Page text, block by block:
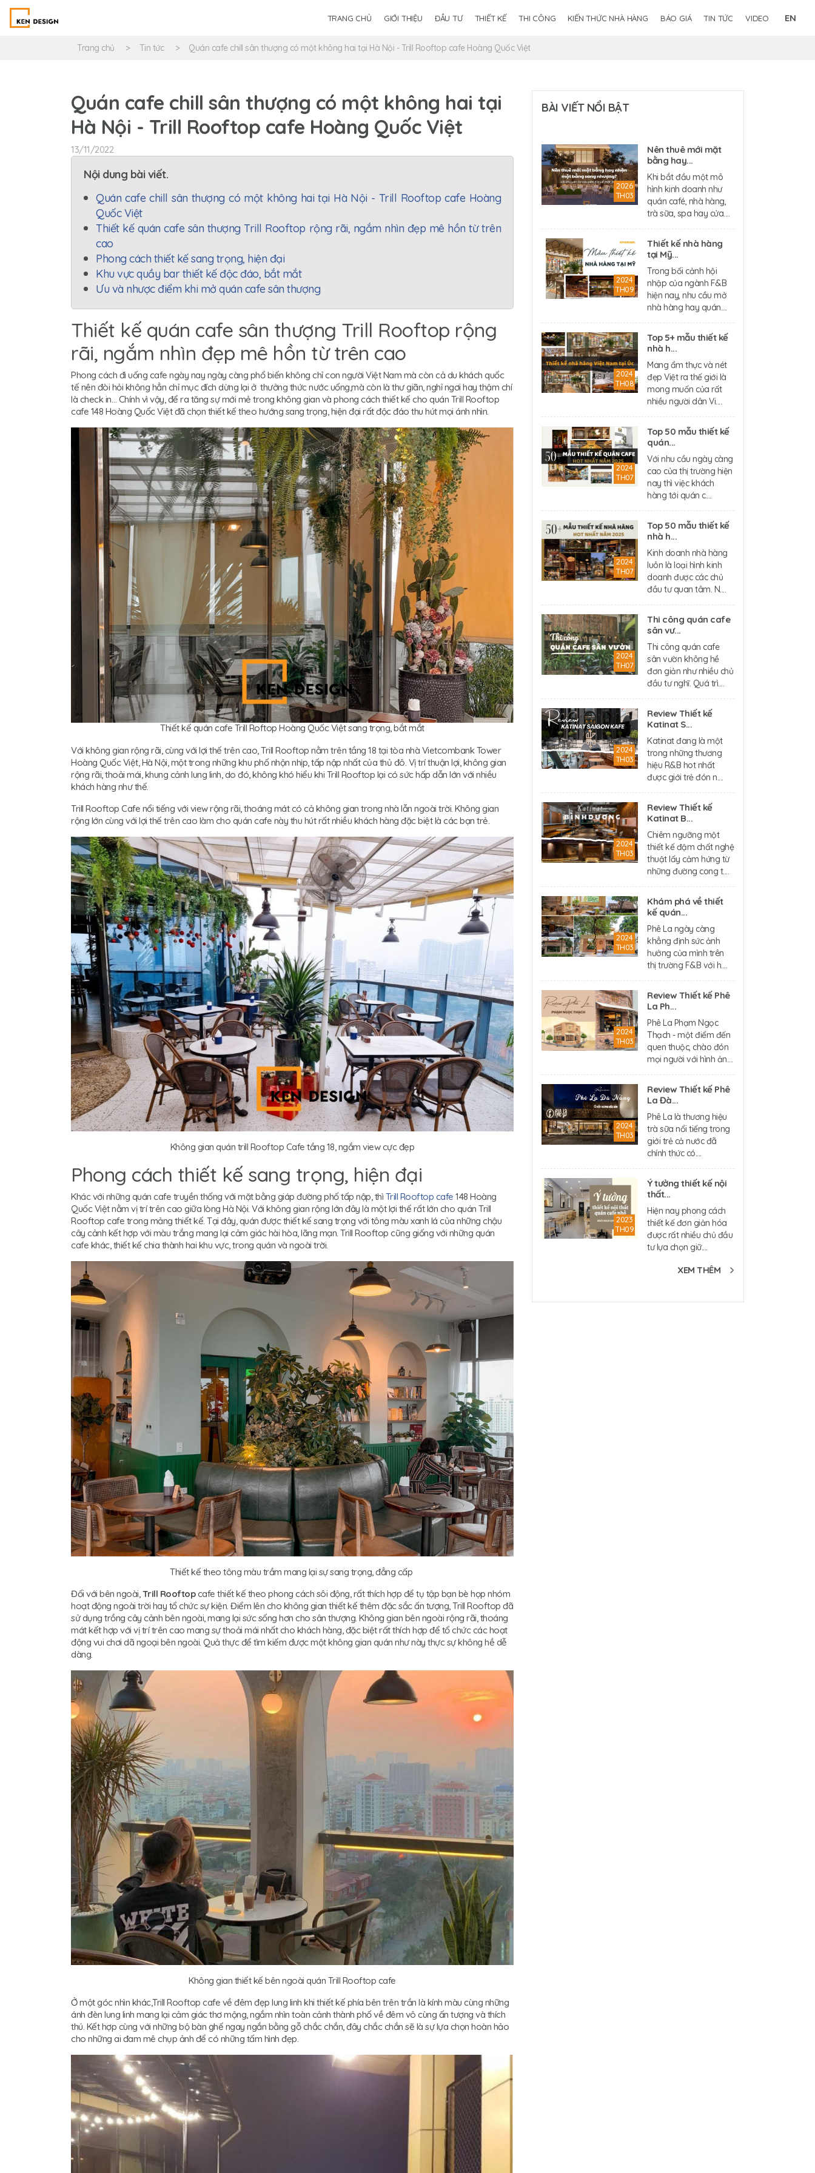
TRANG CHỦ GIỚI THIỆU ĐẦU TƯ THIẾT KẾ THI CÔNG KIẾN THỨC NHÀ HÀNG BÁO GIÁ TIN TỨC VIDEO EN
Trang chủ Tin tức Quán cafe chill sân thượng có một không hai tại Hà Nội - Trill Rooftop cafe Hoàng Quốc Việt
Quán cafe chill sân thượng có một không hai tại
Hà Nội - Trill Rooftop cafe Hoàng Quốc Việt
13/11/2022
Nội dung bài viết.
Quán cafe chill sân thượng có một không hai tại Hà Nội - Trill Rooftop cafe Hoàng
Quốc Việt
Thiết kế quán cafe sân thượng Trill Rooftop rộng rãi, ngắm nhìn đẹp mê hồn từ trên
cao
Phong cách thiết kế sang trọng, hiện đại
Khu vực quầy bar thiết kế độc đáo, bắt mắt
Ưu và nhược điểm khi mở quán cafe sân thượng
Thiết kế quán cafe sân thượng Trill Rooftop rộng
rãi, ngắm nhìn đẹp mê hồn từ trên cao
Phong cách đi uống cafe ngày nay ngày càng phổ biến không chỉ con người Việt Nam mà còn cả du khách quốc
tế nên đòi hỏi không hẳn chỉ mục đích dừng lại ở thưởng thức nước uống,mà còn là thư giãn, nghỉ ngơi hay thậm chí
là check in… Chính vì vậy, để ra tăng sự mới mẻ trong không gian và phong cách thiết kế cho quán Trill Rooftop
cafe 148 Hoàng Quốc Việt đã chọn thiết kế theo hướng sang trọng, hiện đại rất độc đáo thu hút mọi ánh nhìn.
Thiết kế quán cafe Trill Roftop Hoàng Quốc Việtsang trọng, bắt mắt
Với không gian rộng rãi, cùng với lợi thế trên cao, Trill Rooftop nằm trên tầng 18 tại tòa nhà Vietcombank Tower
Hoàng Quốc Việt, Hà Nội, một trong những khu phố nhộn nhịp, tấp nập nhất của thủ đô. Vị trí thuận lợi, không gian
rộng rãi, thoải mái, khung cảnh lung linh, do đó, không khó hiểu khi Trill Rooftop lại có sức hấp dẫn lớn với nhiều
khách hàng như thế.
Trill Rooftop Cafe nổi tiếng với view rộng rãi, thoáng mát có cả không gian trong nhà lẫn ngoài trời. Không gian
rộng lớn cùng với lợi thế trên cao làm cho quán cafe này thu hút rất nhiều khách hàng đặc biệt là các bạn trẻ.
Không gian quán trill Rooftop Cafe tầng 18, ngắm view cực đẹp
Phong cách thiết kế sang trọng, hiện đại
Khác với những quán cafe truyền thống với mặt bằng giáp đường phố tấp nập, thì Trill Rooftop cafe 148 Hoàng
Quốc Việt nằm vị trí trên cao giữa lòng Hà Nội. Với không gian rộng lớn đây là một lợi thế rất lớn cho quán Trill
Rooftop cafe trong mảng thiết kế. Tại đây, quán được thiết kế sang trọng với tông màu xanh lá của những chậu
cây cảnh kết hợp với màu trắng mang lại cảm giác hài hòa, lãng mạn. Trill Rooftop cũng giống với những quán
cafe khác, thiết kế chia thành hai khu vực, trong quán và ngoài trời.
Thiết kế theo tông màu trầm mang lại sự sang trọng, đẳng cấp
Đối với bên ngoài, Trill Rooftopcafe thiết kế theo phong cách sôi động, rất thích hợp để tụ tập bạn bè họp nhóm
hoạt động ngoài trời hay tổ chức sự kiện. Điểm lên cho không gian thiết kế thêm đặc sắc ấn tượng, Trill Rooftop đã
sử dụng trồng cây cảnh bên ngoài, mang lại sức sống hơn cho sân thượng. Không gian bên ngoài rộng rãi, thoáng
mát kết hợp với vị trí trên cao mang sự thoải mái nhất cho khách hàng, đặc biệt rất thích hợp để tổ chức các hoạt
động vui chơi dã ngoại bên ngoài. Quả thực để tìm kiếm được một không gian quán như này thực sự không hề dễ
dàng.
Không gian thiết kế bên ngoài quán Trill Rooftop cafe
Ở một góc nhìn khác,Trill Rooftop cafe về đêm đẹp lung linh khi thiết kế phía bên trên trần là kính màu cùng những
ánh đèn lung linh mang lại cảm giác thơ mộng, ngắm nhìn toàn cảnh thành phố về đêm vô cùng ấn tượng và thích
thú. Kết hợp cùng với những bộ bàn ghế ngay ngắn bằng gỗ chắc chắn, đây chắc chắn sẽ là sự lựa chọn hoàn hảo
cho những ai đam mê chụp ảnh để có những tấm hình đẹp.
BÀI VIẾT NỔI BẬT
2026
TH03
Nên thuê mới mặt
bằng hay...
Khi bắt đầu một mô
hình kinh doanh như
quán café, nhà hàng,
trà sữa, spa hay cửa....
2024
TH09
Thiết kế nhà hàng
tại Mỹ...
Trong bối cảnh hội
nhập của ngành F&B
hiện nay, nhu cầu mở
nhà hàng hay quán....
2024
TH08
Top 5+ mẫu thiết kế
nhà h...
Mang ẩm thực và nét
đẹp Việt ra thế giới là
mong muốn của rất
nhiều người dân Vi....
2024
TH07
Top 50 mẫu thiết kế
quán...
Với nhu cầu ngày càng
cao của thị trường hiện
nay thì việc khách
hàng tới quán c....
2024
TH07
Top 50 mẫu thiết kế
nhà h...
Kinh doanh nhà hàng
luôn là loại hình kinh
doanh được các chủ
đầu tư quan tâm. N....
2024
TH07
Thi công quán cafe
sân vư...
Thi công quán cafe
sân vườn không hề
đơn giản như nhiều chủ
đầu tư nghĩ. Quá trì....
2024
TH03
Review Thiết kế
Katinat S...
Katinat đang là một
trong những thương
hiệu R&B hot nhất
được giới trẻ đón n....
2024
TH03
Review Thiết kế
Katinat B...
Chiêm ngưỡng một
thiết kế đậm chất nghệ
thuật lấy cảm hứng từ
những đường cong t....
2024
TH03
Khám phá về thiết
kế quán...
Phê La ngày càng
khẳng định sức ảnh
hưởng của mình trên
thị trường F&B với h....
2024
TH03
Review Thiết kế Phê
La Ph...
Phê La Phạm Ngọc
Thạch - một điểm đến
quen thuộc, chào đón
mọi người với hình ản....
2024
TH03
Review Thiết kế Phê
La Đà...
Phê La là thương hiệu
trà sữa nổi tiếng trong
giới trẻ cả nước đã
chính thức có....
2023
TH09
Ý tưởng thiết kế nội
thất...
Hiện nay phong cách
thiết kế đơn giản hóa
được rất nhiều chủ đầu
tư lựa chọn giữ....
XEM THÊM